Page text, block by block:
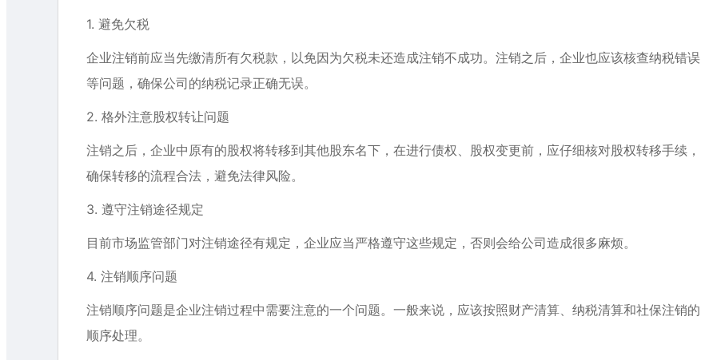
1. 避免欠税
企业注销前应当先缴清所有欠税款，以免因为欠税未还造成注销不成功。注销之后，企业也应该核查纳税错误
等问题，确保公司的纳税记录正确无误。
2. 格外注意股权转让问题
注销之后，企业中原有的股权将转移到其他股东名下，在进行债权、股权变更前，应仔细核对股权转移手续，
确保转移的流程合法，避免法律风险。
3. 遵守注销途径规定
目前市场监管部门对注销途径有规定，企业应当严格遵守这些规定，否则会给公司造成很多麻烦。
4. 注销顺序问题
注销顺序问题是企业注销过程中需要注意的一个问题。一般来说，应该按照财产清算、纳税清算和社保注销的
顺序处理。